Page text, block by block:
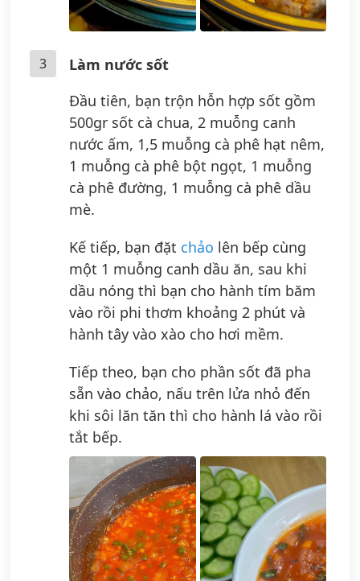
3
Làm nước sốt
Đầu tiên, bạn trộn hỗn hợp sốt gồm
500gr sốt cà chua, 2 muỗng canh
nước ấm, 1,5 muỗng cà phê hạt nêm,
1 muỗng cà phê bột ngọt, 1 muỗng
cà phê đường, 1 muỗng cà phê dầu
mè.
Kế tiếp, bạn đặt chảo lên bếp cùng
một 1 muỗng canh dầu ăn, sau khi
dầu nóng thì bạn cho hành tím băm
vào rồi phi thơm khoảng 2 phút và
hành tây vào xào cho hơi mềm.
Tiếp theo, bạn cho phần sốt đã pha
sẵn vào chảo, nấu trên lửa nhỏ đến
khi sôi lăn tăn thì cho hành lá vào rồi
tắt bếp.